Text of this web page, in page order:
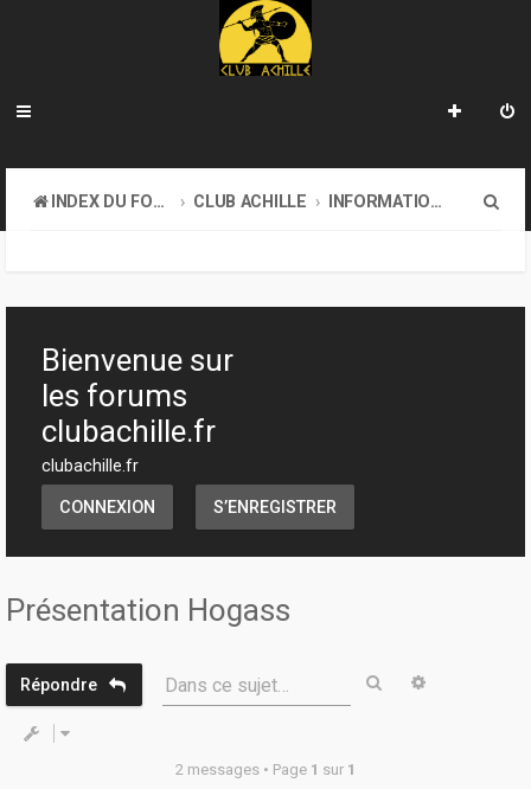
INDEX DU FORUM CLUB ACHILLE INFORMATIONS GÉNÉRALES
h
Bienvenue sur
les forums
clubachille.fr
clubachille.fr
CONNEXION S’ENREGISTRER
Présentation Hogass
Répondre Dans ce sujet… Rechercher
2 messages • Page 1 sur 1